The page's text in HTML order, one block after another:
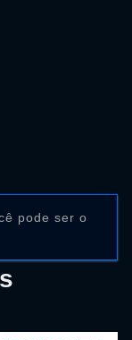
pode ser o